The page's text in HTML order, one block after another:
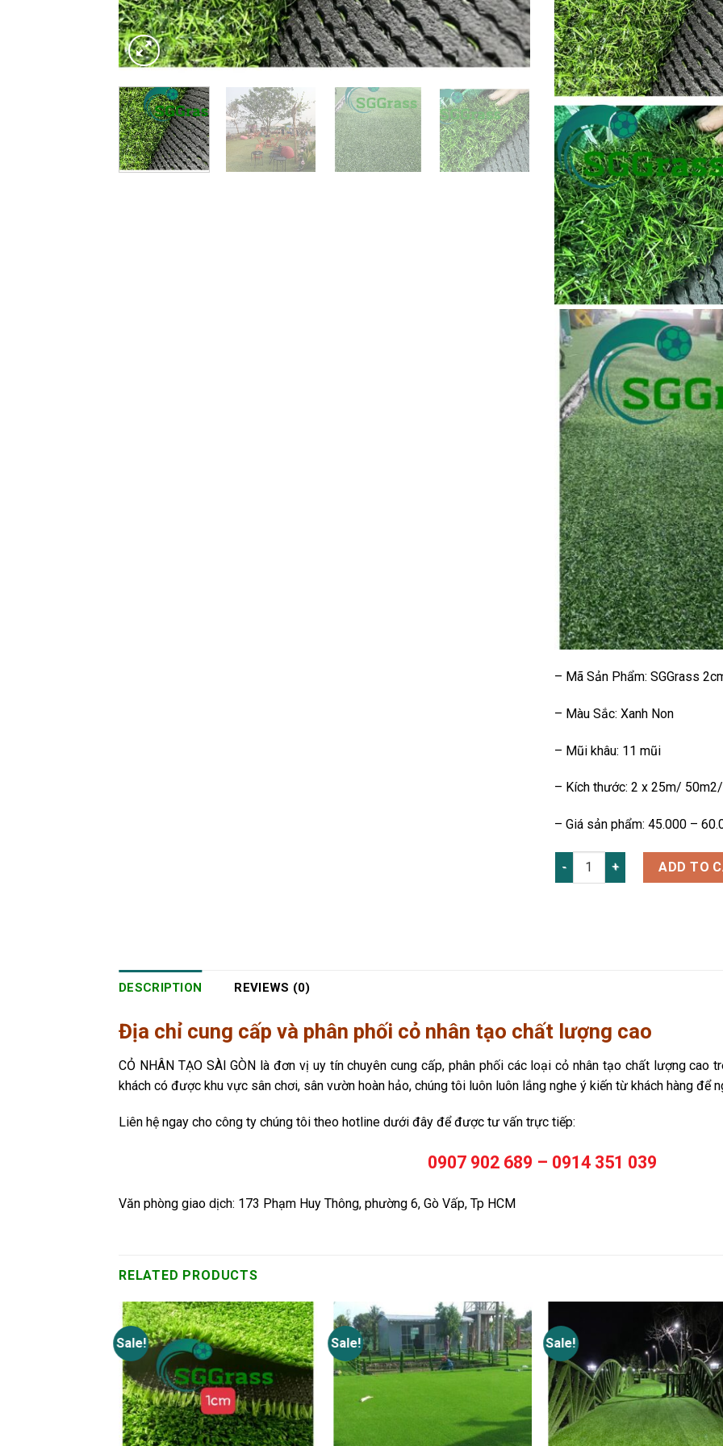
– Mã Sản Phẩm: SGGrass
– Màu Sắc: Xanh Non
– Mũi khâu: 11 mũi
– Kích thước: 2 x 25m/
– Giá sản phẩm: 45.000 –
CỎ SÂN VƯỜN 2CM GIÁ RẺ
ADD TO
DESCRIPTION REVIEWS (0)
Địa chỉ cung cấp và phân phối cỏ nhân tạo chất lượng cao
CỎ NHÂN TẠO SÀI GÒN là đơn vị uy tín chuyên cung cấp, phân phối các loại cỏ nhân tạo chất lượng cao
khách có được khu vực sân chơi, sân vườn hoàn hảo, chúng tôi luôn luôn lắng nghe ý kiến từ khách hàng để
Liên hệ ngay cho công ty chúng tôi theo hotline dưới đây để được tư vấn trực tiếp:
0907 902 689 – 0914 351 039
Văn phòng giao dịch: 173 Phạm Huy Thông, phường 6, Gò Vấp, Tp HCM
RELATED PRODUCTS
Sale! Sale! Sale!